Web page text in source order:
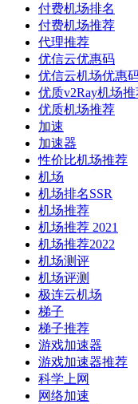
付费机场排名
付费机场推荐
代理推荐
优信云优惠码
优信云机场优惠
优质v2Ray机场
优质机场推荐
加速
加速器
性价比机场推荐
机场
机场排名SSR
机场推荐
机场推荐 2021
机场推荐2022
机场测评
机场评测
极连云机场
梯子
梯子推荐
游戏加速器
游戏加速器推荐
科学上网
网络加速